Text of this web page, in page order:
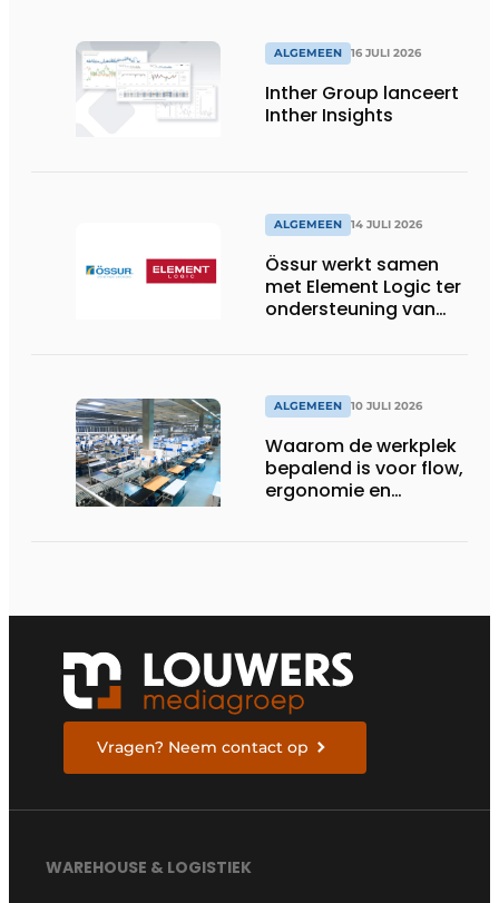
ALGEMEEN 16 JULI 2026
Inther Group lanceert
Inther Insights
ALGEMEEN 14 JULI 2026
Össur werkt samen
met Element Logic ter
ondersteuning van
ALGEMEEN 10 JULI 2026
Waarom de werkplek
bepalend is voor flow,
ergonomie en
Vragen? Neem contact op
WAREHOUSE & LOGISTIEK